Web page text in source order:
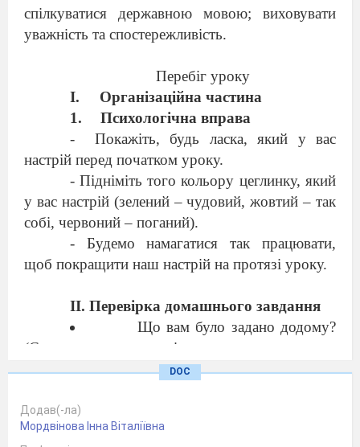
спілкуватися державною мовою; виховувати
уважність та спостережливість.
Перебіг уроку
Організаційна частина
Психологічна вправа
-
Покажіть, будь ласка, який у вас
настрій перед початком уроку.
- Підніміть того кольору цеглинку, який
у вас настрій (зелений – чудовий, жовтий – так
собі, червоний – поганий).
- Будемо намагатися так працювати,
щоб покращити наш настрій на протязі уроку.
II. Перевірка домашнього завдання
Що вам було задано додому?
(Скласти речення зі словом земля, яке
вживається в таких значеннях – планета, берег,
Земля – третя по порядку від
DOC
Додав(-ла)
Мордвінова Інна Віталіївна